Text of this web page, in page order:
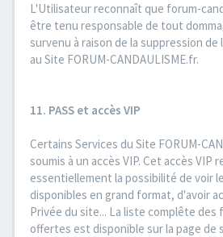
L'Utilisateur reconnaît que forum-
être tenu responsable de tout
survenu à raison de la suppression
au Site FORUM-CANDAULISME.fr.
11. PASS et accès VIP
Certains Services du Site FORUM-
soumis à un accès VIP. Cet accès VIP
essentiellement la possibilité de voir
disponibles en grand format, d'avoir
Privée du site... La liste complête
offertes est disponible sur la page de